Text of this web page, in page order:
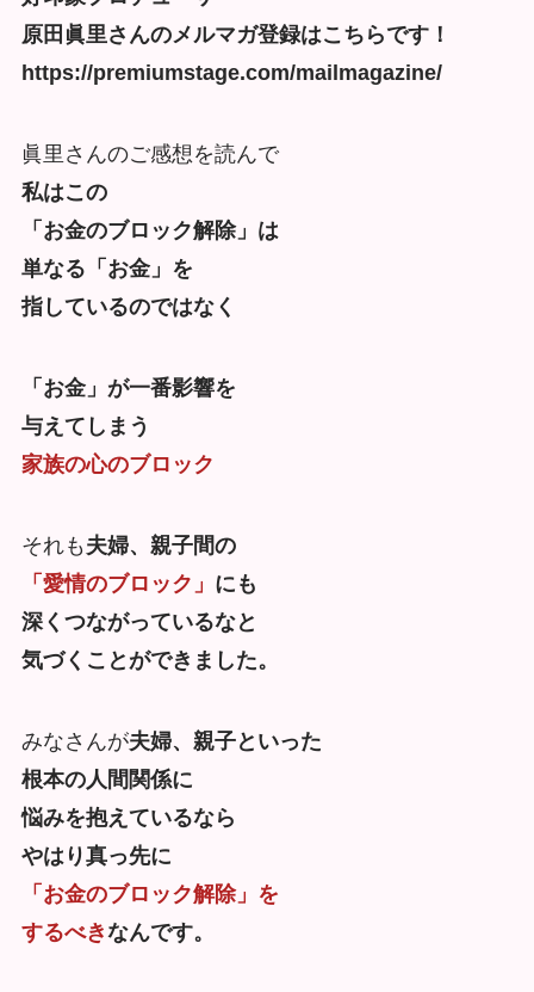
原田眞里さんのメルマガ登録はこちらです！
https://premiumstage.com/mailmagazine/
眞里さんのご感想を読んで
私はこの
「お金のブロック解除」は
単なる「お金」を
指しているのではなく
「お金」が一番影響を
与えてしまう
家族の心のブロック
それも 夫婦、親子間の
「愛情のブロック」 にも
深くつながっているなと
気づくことができました。
みなさんが夫婦、親子といった
根本の人間関係に
悩みを抱えているなら
やはり真っ先に
「お金のブロック解除」を
するべきなんです。